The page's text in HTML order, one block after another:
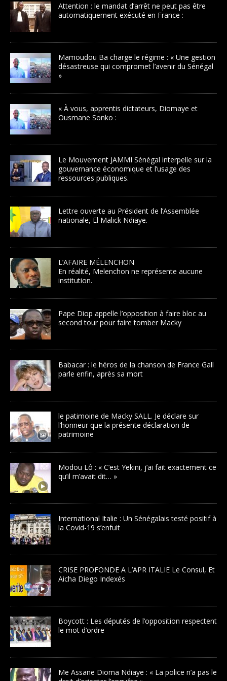
Attention : le mandat d’arrêt ne peut pas être
automatiquement exécuté en France :
Mamoudou Ba charge le régime : « Une gestion
désastreuse qui compromet l’avenir du Sénégal
»
« À vous, apprentis dictateurs, Diomaye et
Ousmane Sonko :
Le Mouvement JAMMI Sénégal interpelle sur la
gouvernance économique et l’usage des
ressources publiques.
Lettre ouverte au Président de l’Assemblée
nationale, El Malick Ndiaye.
L’AFAIRE MÉLENCHON
En réalité, Melenchon ne représente aucune
institution.
Pape Diop appelle l’opposition à faire bloc au
second tour pour faire tomber Macky
Babacar : le héros de la chanson de France Gall
parle enfin, après sa mort
le patimoine de Macky SALL. Je déclare sur
l’honneur que la présente déclaration de
patrimoine
Modou Lô : « C’est Yekini, j’ai fait exactement ce
qu’il m’avait dit… »
International Italie : Un Sénégalais testé positif à
la Covid-19 s’enfuit
CRISE PROFONDE A L’APR ITALIE Le Consul, Et
Aicha Diego Indexés
Boycott : Les députés de l’opposition respectent
le mot d’ordre
Me Assane Dioma Ndiaye : « La police n’a pas le